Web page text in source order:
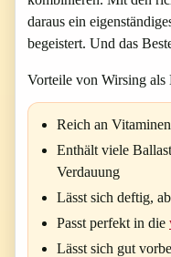
daraus ein
begeistert. Und das
Vorteile von Wirsing als
Reich an
Enthält viele
Verdauung
Lässt sich deftig,
Passt perfekt in die
Lässt sich gut